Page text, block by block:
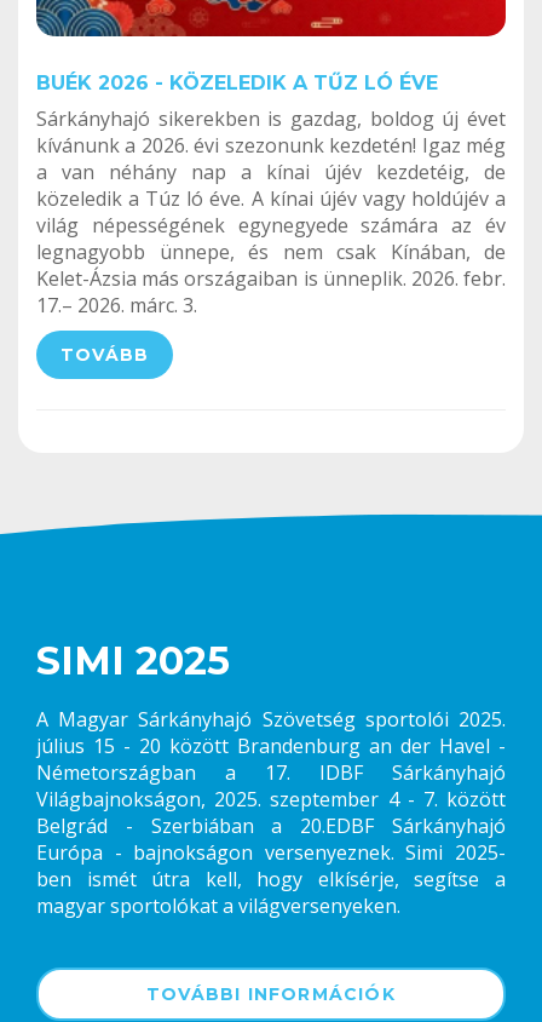
BUÉK 2026 - KÖZELEDIK A TŰZ LÓ ÉVE
Sárkányhajó sikerekben is gazdag, boldog új évet
kívánunk a 2026. évi szezonunk kezdetén! Igaz még
a van néhány nap a kínai újév kezdetéig, de
közeledik a Túz ló éve. A kínai újév vagy holdújév a
világ népességének egynegyede számára az év
legnagyobb ünnepe, és nem csak Kínában, de
Kelet-Ázsia más országaiban is ünneplik. 2026. febr.
17.– 2026. márc. 3.
TOVÁBB
SIMI 2025
A Magyar Sárkányhajó Szövetség sportolói 2025.
július 15 - 20 között Brandenburg an der Havel -
Németországban a 17. IDBF Sárkányhajó
Világbajnokságon, 2025. szeptember 4 - 7. között
Belgrád - Szerbiában a 20.EDBF Sárkányhajó
Európa - bajnokságon versenyeznek. Simi 2025-
ben ismét útra kell, hogy elkísérje, segítse a
magyar sportolókat a világversenyeken.
TOVÁBBI INFORMÁCIÓK